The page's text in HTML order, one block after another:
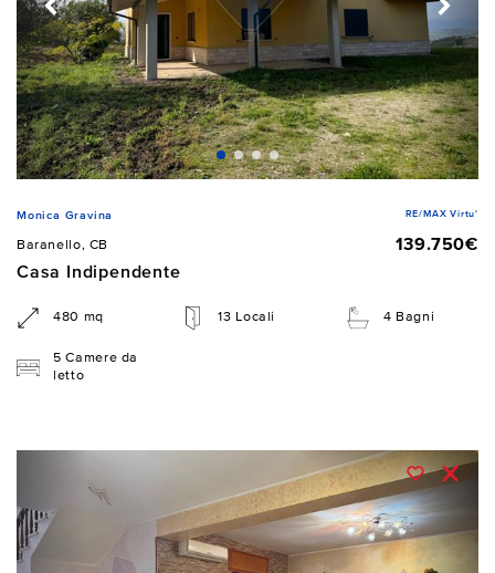
Monica Gravina RE/MAX Virtu'
Baranello, CB
139.750€
Casa Indipendente
480 mq 13 Locali 4 Bagni
5 Camere da
letto